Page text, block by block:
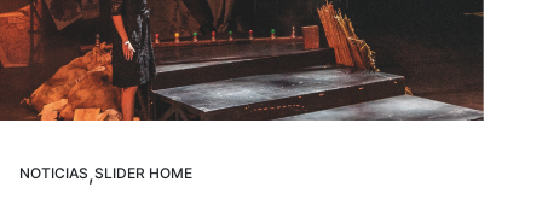
NOTICIAS,SLIDER HOME